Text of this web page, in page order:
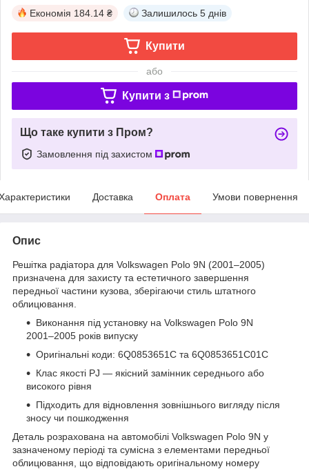
Економія 184.14 ₴ Залишилось 5 днів
Купити
або
Купити з
Що таке купити з Пром?
Замовлення під захистом
Доставка Оплата Умови повернення
Опис
Решітка радіатора для Volkswagen Polo 9N (2001–2005)
призначена для захисту та естетичного завершення
передньої частини кузова, зберігаючи стиль штатного
облицювання.
Виконання під установку на Volkswagen Polo 9N
2001–2005 років випуску
Оригінальні коди: 6Q0853651C та 6Q0853651C01C
Клас якості PJ — якісний замінник середнього або
високого рівня
Підходить для відновлення зовнішнього вигляду після
зносу чи пошкодження
Деталь розрахована на автомобілі Volkswagen Polo 9N у
зазначеному періоді та сумісна з елементами передньої
облицювання, що відповідають оригінальному номеру